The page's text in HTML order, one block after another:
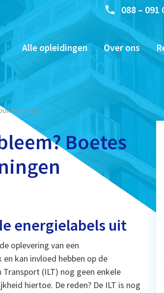
088 – 091
Alle opleidingen Over ons
Boetes
energielabels uit
oplevering van een
kan invloed hebben op de
(ILT) nog geen enkele
hiertoe. De reden? De ILT is nog